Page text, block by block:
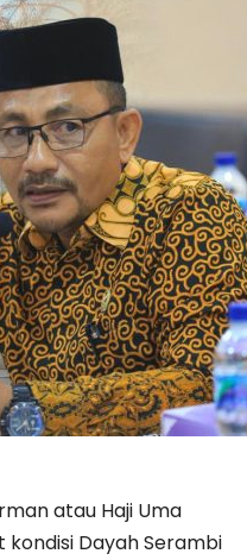
atau Haji Uma
Dayah Serambi